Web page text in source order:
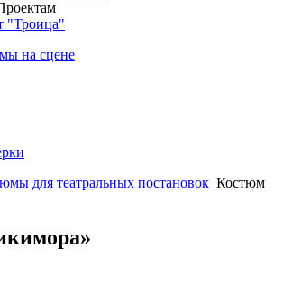
"Троица"
на сцене
для театральных постановок Костюм